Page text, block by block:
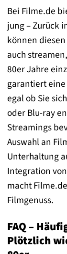
Bei Filme.de
jung – Zurück
können
auch
80er Jahre
garantiert
egal ob Sie
oder Blu-ray
Streamings
Auswahl an
Unterhaltung
Integration
macht
Filmgenuss.
FAQ –
Plötzlich